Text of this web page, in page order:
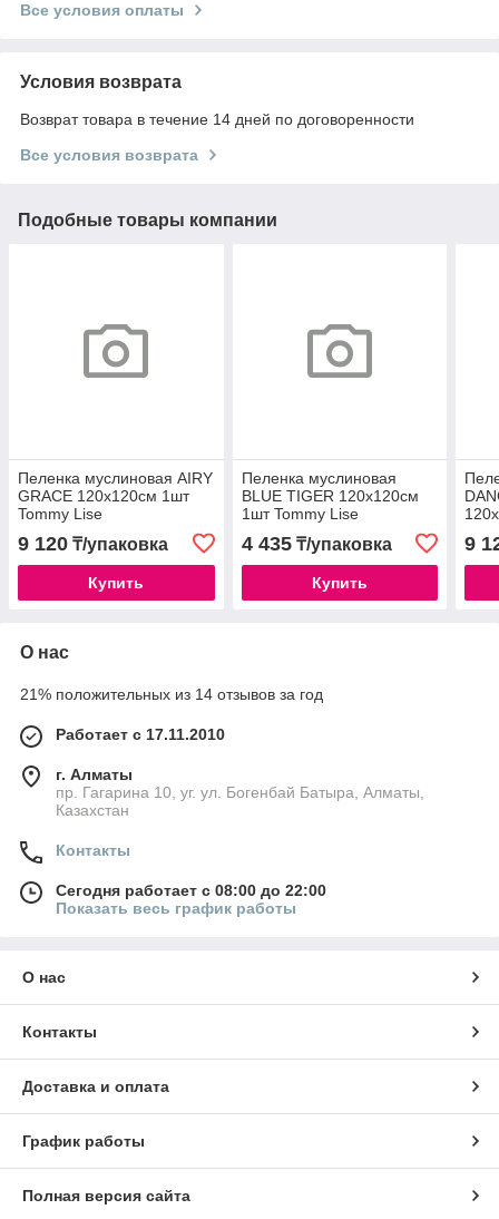
Все условия оплаты
Условия возврата
Возврат товара в течение 14 дней по договоренности
Все условия возврата
Подобные товары компании
Пеленка муслиновая AIRY
GRACE 120х120см 1шт
Tommy Lise
9 120 ₸/упаковка
Купить
Пеленка муслиновая
BLUE TIGER 120х120см
1шт Tommy Lise
4 435₸/упаковка
Купить
9
О нас
21% положительных из 14 отзывов за год
Работает с 17.11.2010
г. Алматы
пр. Гагарина 10, уг. ул. Богенбай Батыра, Алматы,
Казахстан
Контакты
Сегодня работает с 08:00 до 22:00
Показать весь график работы
О нас
Контакты
Доставка и оплата
График работы
Полная версия сайта